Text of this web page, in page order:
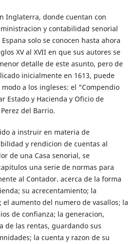
Inglaterra, donde cuentan con
y contabilidad senorial
solo se conocen hasta ahora
XV al XVII en que sus autores se
detalle de este asunto, pero de
inicialmente en 1613, puede
a los ingleses: el "Compendio
Estado y Hacienda y Oficio de
del Barrio.
a instruir en materia de
y rendicion de cuentas al
de una Casa senorial, se
una serie de normas para
al Contador. acerca de la forma
su acrecentamiento; la
aumento del numero de vasallos; la
de confianza; la generacion,
de las rentas, guardando sus
la cuenta y razon de su